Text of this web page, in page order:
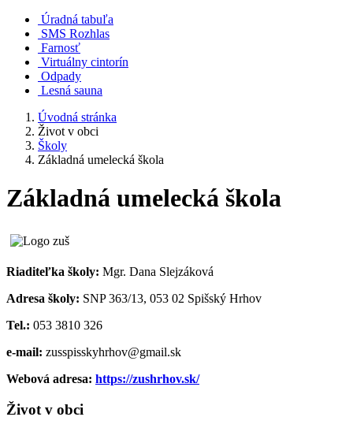
Úradná tabuľa
SMS Rozhlas
Farnosť
Virtuálny cintorín
Odpady
Lesná sauna
Úvodná stránka
Život v obci
Školy
Základná umelecká škola
Základná umelecká škola
Riaditeľka školy: Mgr. Dana Slejzáková
Adresa školy: SNP 363/13, 053 02 Spišský Hrhov
Tel.: 053 3810 326
e-mail: zusspisskyhrhov@gmail.sk
Webová adresa: https://zushrhov.sk/
Život v obci